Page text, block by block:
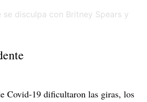
Covid-19 dificultaron las giras, los